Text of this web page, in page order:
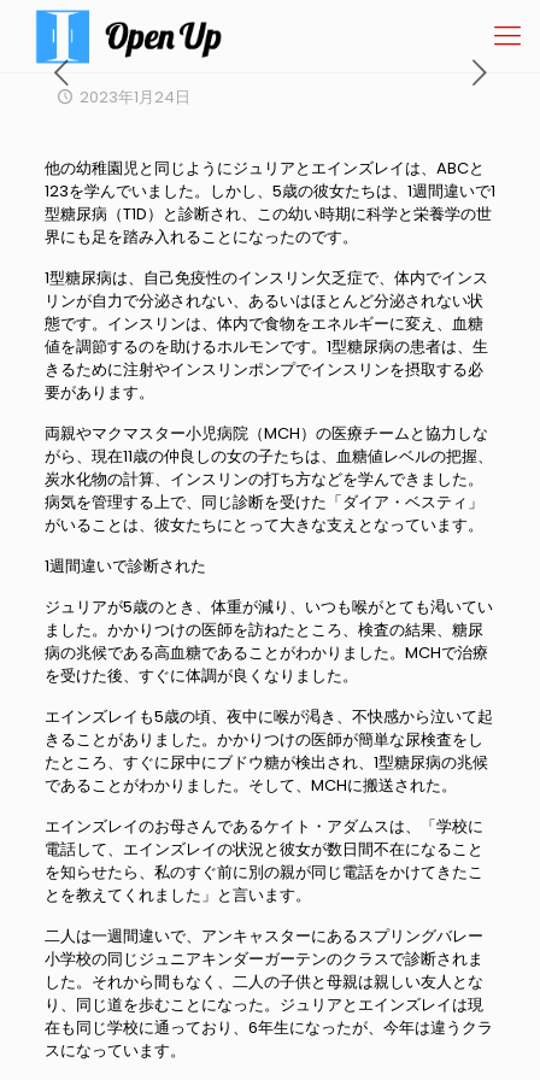
2023年1月24日
他の幼稚園児と同じようにジュリアとエインズレイは、ABCと
123を学んでいました。しかし、5歳の彼女たちは、1週間違いで1
型糖尿病（T1D）と診断され、この幼い時期に科学と栄養学の世
界にも足を踏み入れることになったのです。
1型糖尿病は、自己免疫性のインスリン欠乏症で、体内でインス
リンが自力で分泌されない、あるいはほとんど分泌されない状
態です。インスリンは、体内で食物をエネルギーに変え、血糖
値を調節するのを助けるホルモンです。1型糖尿病の患者は、生
きるために注射やインスリンポンプでインスリンを摂取する必
要があります。
両親やマクマスター小児病院（MCH）の医療チームと協力しな
がら、現在11歳の仲良しの女の子たちは、血糖値レベルの把握、
炭水化物の計算、インスリンの打ち方などを学んできました。
病気を管理する上で、同じ診断を受けた「ダイア・ベスティ」
がいることは、彼女たちにとって大きな支えとなっています。
1週間違いで診断された
ジュリアが5歳のとき、体重が減り、いつも喉がとても渇いてい
ました。かかりつけの医師を訪ねたところ、検査の結果、糖尿
病の兆候である高血糖であることがわかりました。MCHで治療
を受けた後、すぐに体調が良くなりました。
エインズレイも5歳の頃、夜中に喉が渇き、不快感から泣いて起
きることがありました。かかりつけの医師が簡単な尿検査をし
たところ、すぐに尿中にブドウ糖が検出され、1型糖尿病の兆候
であることがわかりました。そして、MCHに搬送された。
エインズレイのお母さんであるケイト・アダムスは、「学校に
電話して、エインズレイの状況と彼女が数日間不在になること
を知らせたら、私のすぐ前に別の親が同じ電話をかけてきたこ
とを教えてくれました」と言います。
二人は一週間違いで、アンキャスターにあるスプリングバレー
小学校の同じジュニアキンダーガーテンのクラスで診断されま
した。それから間もなく、二人の子供と母親は親しい友人とな
り、同じ道を歩むことになった。ジュリアとエインズレイは現
在も同じ学校に通っており、6年生になったが、今年は違うクラ
スになっています。